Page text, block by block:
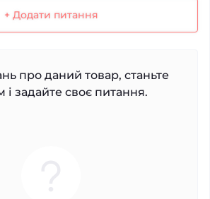
+ Додати питання
про даний товар, станьте
задайте своє питання.